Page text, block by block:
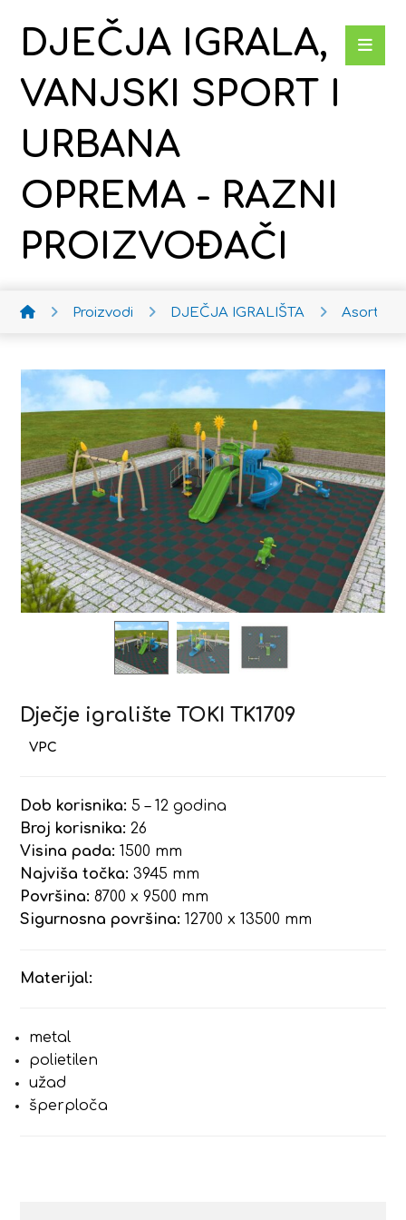
DJEČJA IGRALA,
VANJSKI SPORT I
URBANA
OPREMA - RAZNI
PROIZVOĐAČI
Proizvodi DJEČJA IGRALIŠTA
Dječje igralište TOKI TK1709
Dob korisnika: 5 – 12 godina
Broj korisnika: 26
Visina pada: 1500 mm
Najviša točka: 3945 mm
Površina: 8700 x 9500 mm
Sigurnosna površina: 12700 x 13500 mm
Materijal:
metal
polietilen
užad
šperploča